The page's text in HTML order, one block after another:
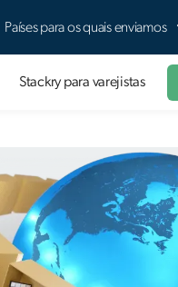
Países para os quais enviamos
Stackry para varejistas